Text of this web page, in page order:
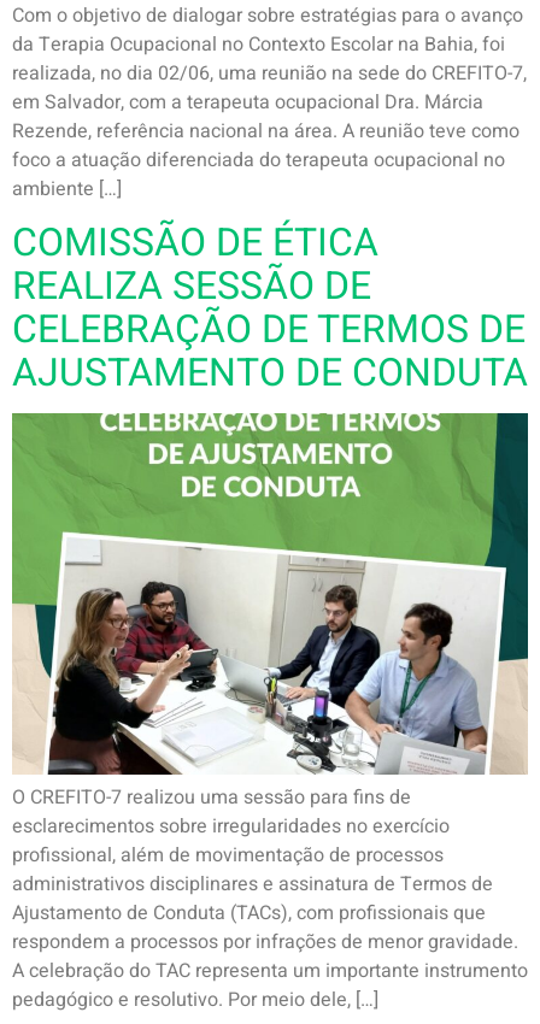
Com o objetivo de dialogar sobre estratégias para o avanço
da Terapia Ocupacional no Contexto Escolar na Bahia, foi
realizada, no dia 02/06, uma reunião na sede do CREFITO-7,
em Salvador, com a terapeuta ocupacional Dra. Márcia
Rezende, referência nacional na área. A reunião teve como
foco a atuação diferenciada do terapeuta ocupacional no
ambiente […]
COMISSÃO DE ÉTICA
REALIZA SESSÃO DE
CELEBRAÇÃO DE TERMOS DE
AJUSTAMENTO DE CONDUTA
O CREFITO-7 realizou uma sessão para fins de
esclarecimentos sobre irregularidades no exercício
profissional, além de movimentação de processos
administrativos disciplinares e assinatura de Termos de
Ajustamento de Conduta (TACs), com profissionais que
respondem a processos por infrações de menor gravidade.
A celebração do TAC representa um importante instrumento
pedagógico e resolutivo. Por meio dele, […]